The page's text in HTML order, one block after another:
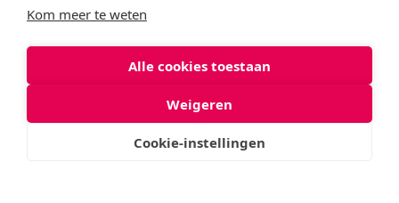
Kom meer te weten
Alle cookies toestaan
Weigeren
Cookie-instellingen
Klachtenbehandeling
© 2026 Landstede MBO
Privacyverklaring